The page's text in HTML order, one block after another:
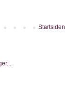
Startsiden